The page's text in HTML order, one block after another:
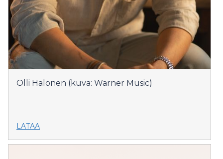
Olli Halonen (kuva: Warner Music)
LATAA